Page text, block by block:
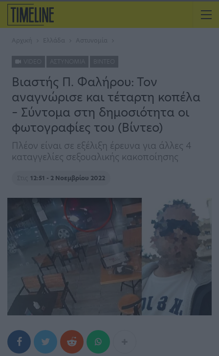
Αρχική Ελλάδα Αστυνομία
ΑΣΤΥΝΟΜΊΑ ΒΊΝΤΕΟ
Βιαστής Π. Φαλήρου: Τον
αναγνώρισε και τέταρτη κοπέλα
– Σύντομα στη δημοσιότητα οι
φωτογραφίες του (Βίντεο)
Πλέον είναι σε εξέλιξη έρευνα για άλλες 4
καταγγελίες σεξουαλικής κακοποίησης
Στις 12:51 - 2 Νοεμβρίου 2022